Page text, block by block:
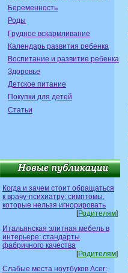
Беременность
Роды
Грудное вскармливание
Календарь развития ребенка
Воспитание и развитие ребенка
Здоровье
Детское питание
Покупки для детей
Статьи
Когда и зачем стоит обращаться
к врачу-психиатру: симптомы,
которые нельзя игнорировать
[Родителям]
Итальянская элитная мебель в
интерьере: стандарты
фабричного качества
[Родителям]
Слабые места ноутбуков Acer: